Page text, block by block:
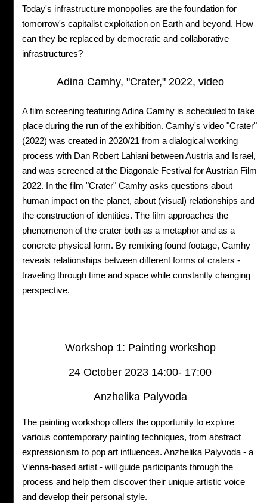
Today's infrastructure monopolies are the foundation for
tomorrow's capitalist exploitation on Earth and beyond. How
can they be replaced by democratic and collaborative
infrastructures?
Adina Camhy, "Crater," 2022, video
A film screening featuring Adina Camhy is scheduled to take
place during the run of the exhibition. Camhy's video "Crater"
(2022) was created in 2020/21 from a dialogical working
process with Dan Robert Lahiani between Austria and Israel,
and was screened at the Diagonale Festival for Austrian Film
2022. In the film "Crater" Camhy asks questions about
human impact on the planet, about (visual) relationships and
the construction of identities. The film approaches the
phenomenon of the crater both as a metaphor and as a
concrete physical form. By remixing found footage, Camhy
reveals relationships between different forms of craters -
traveling through time and space while constantly changing
perspective.
Workshop 1: Painting workshop
24 October 2023 14:00- 17:00
Anzhelika Palyvoda
The painting workshop offers the opportunity to explore
various contemporary painting techniques, from abstract
expressionism to pop art influences. Anzhelika Palyvoda - a
Vienna-based artist - will guide participants through the
process and help them discover their unique artistic voice
and develop their personal style.